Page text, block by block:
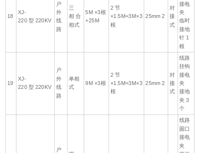
18
XJ-
220 型 220KV
户
外
线
路
三
相 合
相式
5M ×3根
+25M
2 节
×1.5M=3M×3
根
25mm 2
对
接
式
接电
夹
临时
接地
针 1
根
19
XJ-
220 型 220KV
户
外
线
路
单相
式
9M ×3根
2 节
×1.5M=3M×3
根
25mm 2
对
接
式
线路
挂钩
接电
夹
接地
夹 3
个
户
线路
圆口
接电
夹